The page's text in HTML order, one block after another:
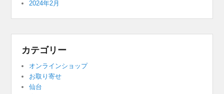
2024年2月
カテゴリー
オンラインショップ
お取り寄せ
仙台